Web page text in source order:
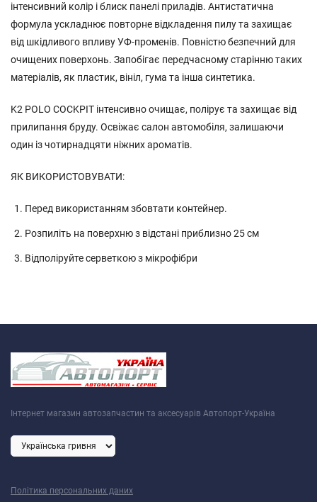
інтенсивний колір і блиск панелі приладів. Антистатична
формула ускладнює повторне відкладення пилу та захищає
від шкідливого впливу УФ-променів. Повністю безпечний для
очищених поверхонь. Запобігає передчасному старінню таких
матеріалів, як пластик, вініл, гума та інша синтетика.
K2 POLO COCKPIT інтенсивно очищає, полірує та захищає від
прилипання бруду. Освіжає салон автомобіля, залишаючи
один із чотирнадцяти ніжних ароматів.
ЯК ВИКОРИСТОВУВАТИ:
Перед використанням збовтати контейнер.
Розпиліть на поверхню з відстані приблизно 25 см
Відполіруйте серветкою з мікрофібри
Інтернет магазин автозапчастин та аксесуарів Автопорт-Україна
Політика персональних даних